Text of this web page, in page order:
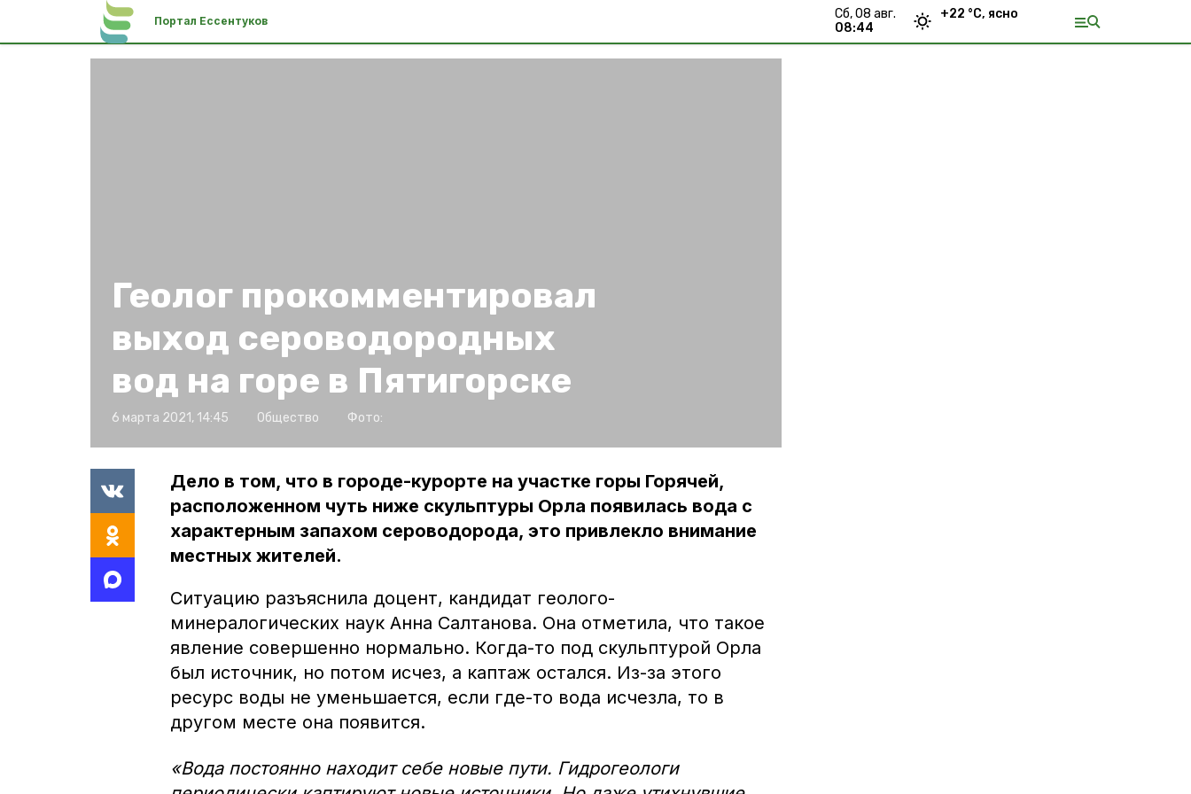
Портал Ессентуков
сб, 08 авг.
08:44
+22 °С, ясно
Геолог прокомментировал
выход сероводородных
вод на горе в Пятигорске
6 марта 2021, 14:45 Общество Фото:
Дело в том, что в городе-курорте на участке горы Горячей,
расположенном чуть ниже скульптуры Орла появилась вода с
характерным запахом сероводорода, это привлекло внимание
местных жителей.
Ситуацию разъяснила доцент, кандидат геолого-
минералогических наук Анна Салтанова. Она отметила, что такое
явление совершенно нормально. Когда-то под скульптурой Орла
был источник, но потом исчез, а каптаж остался. Из-за этого
ресурс воды не уменьшается, если где-то вода исчезла, то в
другом месте она появится.
«Вода постоянно находит себе новые пути. Гидрогеологи